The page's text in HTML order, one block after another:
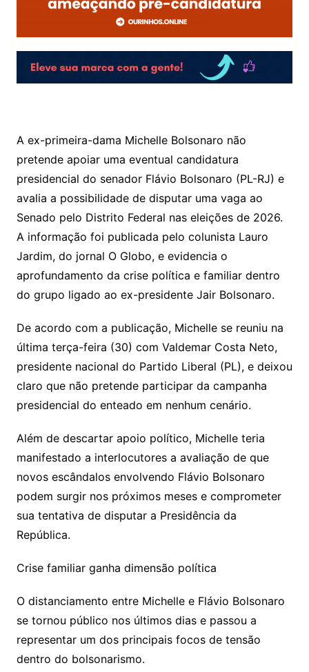
A ex-primeira-dama Michelle Bolsonaro não
pretende apoiar uma eventual candidatura
presidencial do senador Flávio Bolsonaro (PL-RJ) e
avalia a possibilidade de disputar uma vaga ao
Senado pelo Distrito Federal nas eleições de 2026.
A informação foi publicada pelo colunista Lauro
Jardim, do jornal O Globo, e evidencia o
aprofundamento da crise política e familiar dentro
do grupo ligado ao ex-presidente Jair Bolsonaro.
De acordo com a publicação, Michelle se reuniu na
última terça-feira (30) com Valdemar Costa Neto,
presidente nacional do Partido Liberal (PL), e deixou
claro que não pretende participar da campanha
presidencial do enteado em nenhum cenário.
Além de descartar apoio político, Michelle teria
manifestado a interlocutores a avaliação de que
novos escândalos envolvendo Flávio Bolsonaro
podem surgir nos próximos meses e comprometer
sua tentativa de disputar a Presidência da
República.
Crise familiar ganha dimensão política
O distanciamento entre Michelle e Flávio Bolsonaro
se tornou público nos últimos dias e passou a
representar um dos principais focos de tensão
dentro do bolsonarismo.